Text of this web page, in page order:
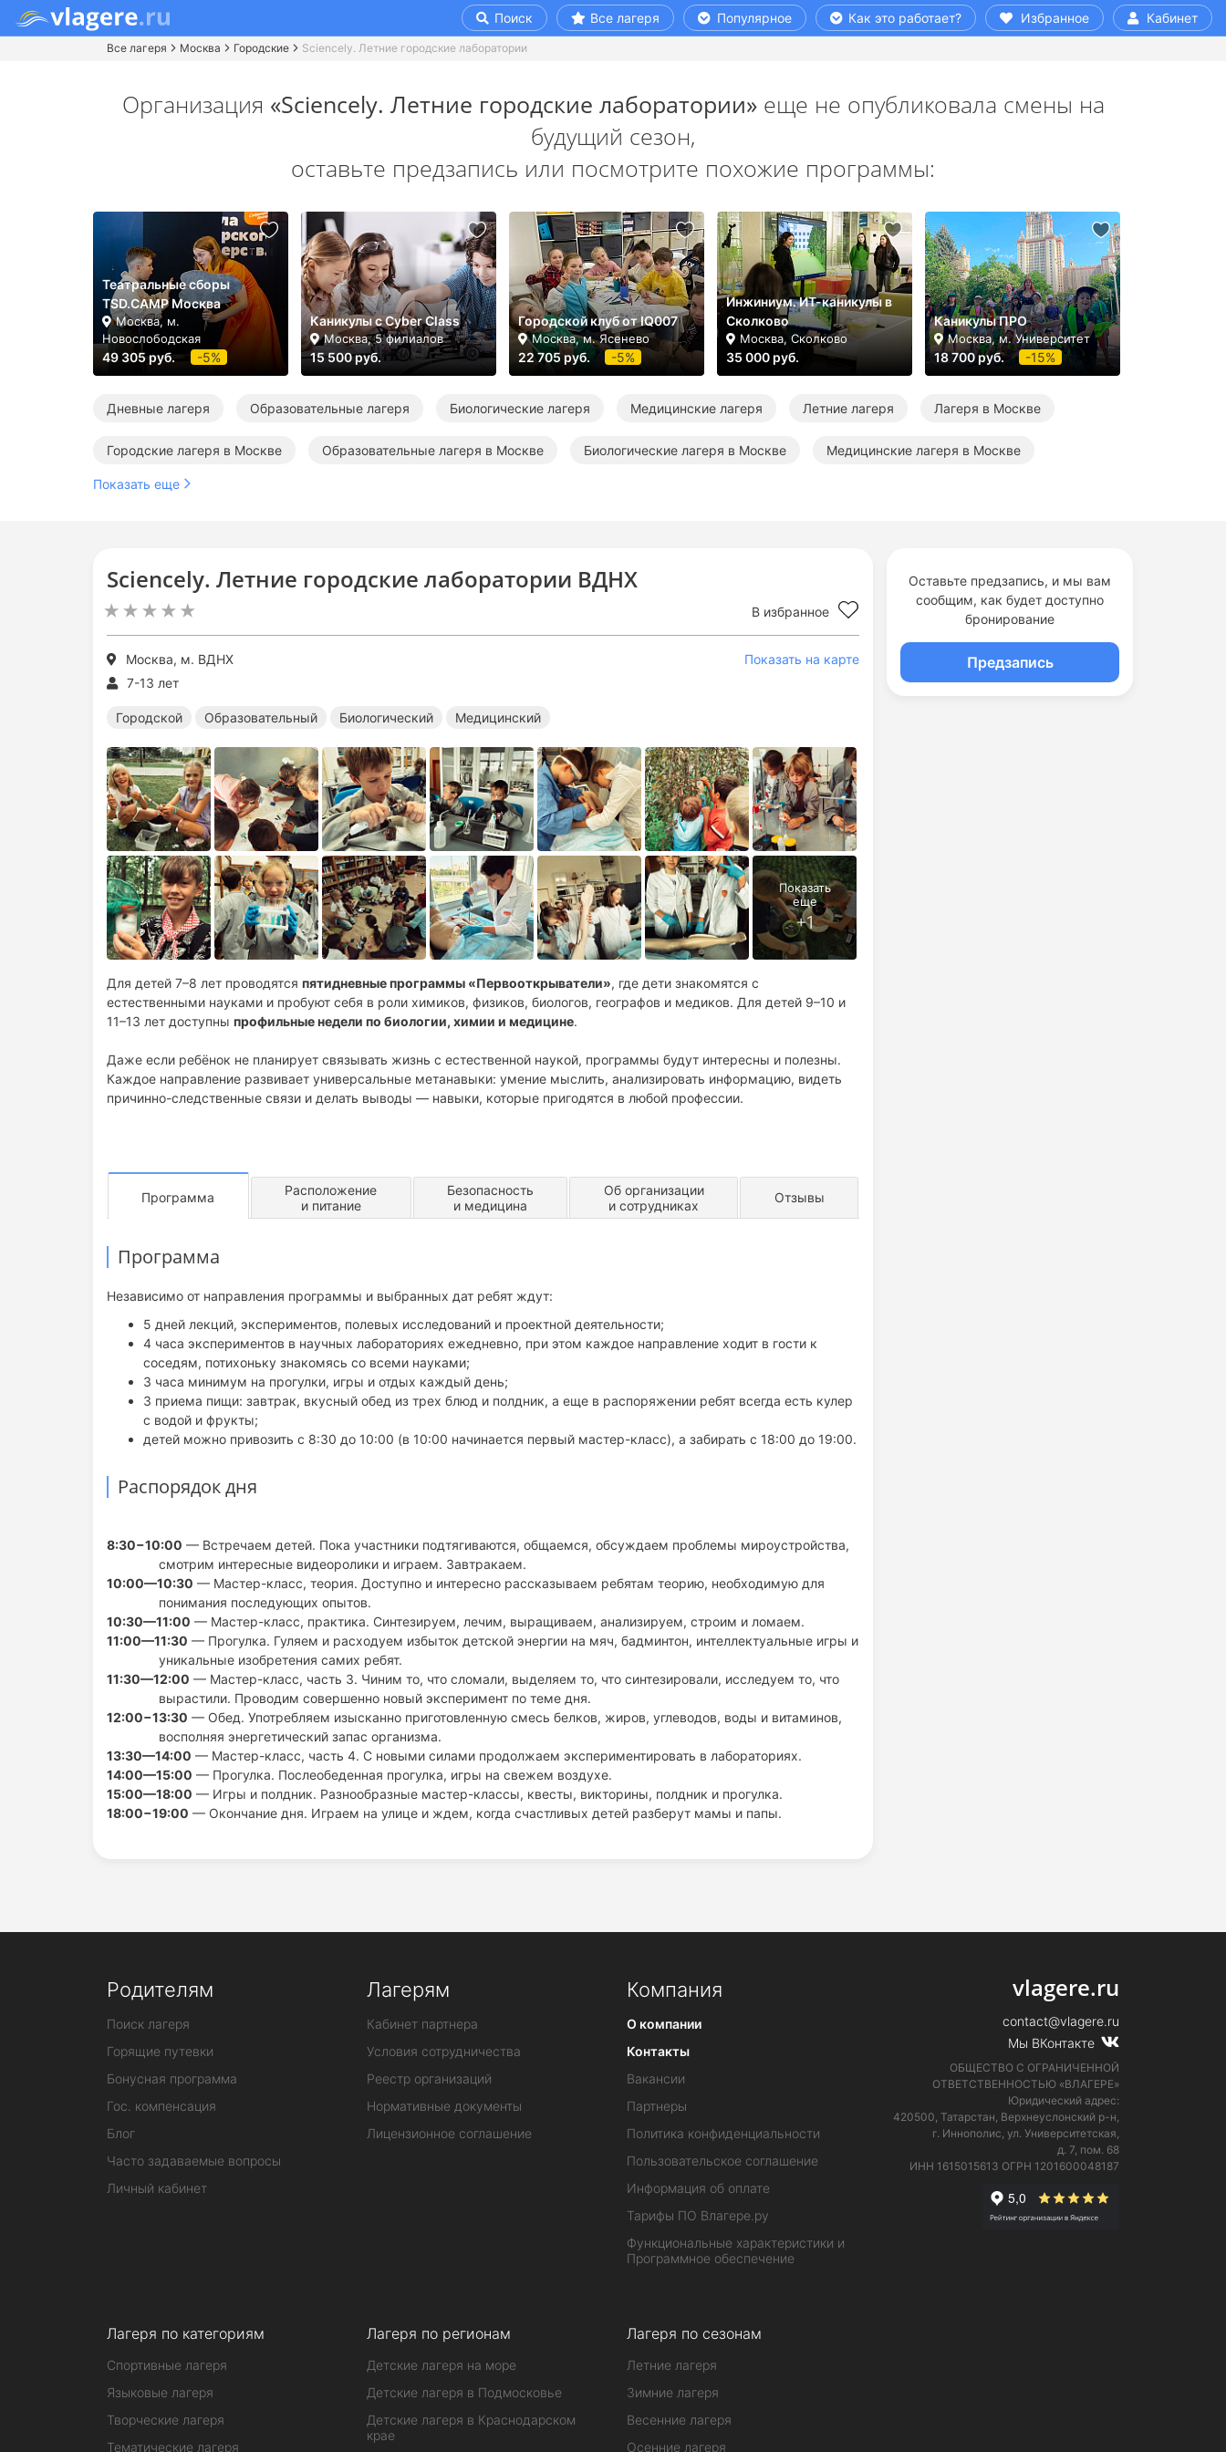
Поиск Все лагеря Популярное Как это работает? Избранное Кабинет
Все лагеря Москва Городские Sciencely. Летние городские лаборатории
Sciencely. Летние городские лаборатории ВДНХ
В избранное
Москва, м. ВДНХ
Показать на карте
7-13 лет
Городской Образовательный Биологический Медицинский
Для детей 7–8 лет проводятся пятидневные программы «Первооткрыватели», где дети знакомятся с
естественными науками и пробуют себя в роли химиков, физиков, биологов, географов и медиков. Для детей 9–10 и
11–13 лет доступны профильные недели по биологии, химии и медицине.
Даже если ребёнок не планирует связывать жизнь с естественной наукой, программы будут интересны и полезны.
Каждое направление развивает универсальные метанавыки: умение мыслить, анализировать информацию, видеть
причинно-следственные связи и делать выводы — навыки, которые пригодятся в любой профессии.
Программа
Расположение
и питание
Безопасность
и медицина
Об организации
и сотрудниках
Отзывы
Программа
Независимо от направления программы и выбранных дат ребят ждут:
5 дней лекций, экспериментов, полевых исследований и проектной деятельности;
4 часа экспериментов в научных лабораториях ежедневно, при этом каждое направление ходит в гости к
соседям, потихоньку знакомясь со всеми науками;
3 часа минимум на прогулки, игры и отдых каждый день;
3 приема пищи: завтрак, вкусный обед из трех блюд и полдник, а еще в распоряжении ребят всегда есть кулер
с водой и фрукты;
детей можно привозить с 8:30 до 10:00 (в 10:00 начинается первый мастер-класс), а забирать с 18:00 до 19:00.
Распорядок дня
8:30−10:00 — Встречаем детей. Пока участники подтягиваются, общаемся, обсуждаем проблемы мироустройства,
смотрим интересные видеоролики и играем. Завтракаем.
10:00—10:30 — Мастер-класс, теория. Доступно и интересно рассказываем ребятам теорию, необходимую для
понимания последующих опытов.
10:30—11:00 — Мастер-класс, практика. Синтезируем, лечим, выращиваем, анализируем, строим и ломаем.
11:00—11:30 — Прогулка. Гуляем и расходуем избыток детской энергии на мяч, бадминтон, интеллектуальные игры и
уникальные изобретения самих ребят.
11:30—12:00 — Мастер-класс, часть 3. Чиним то, что сломали, выделяем то, что синтезировали, исследуем то, что
вырастили. Проводим совершенно новый эксперимент по теме дня.
12:00−13:30 — Обед. Употребляем изысканно приготовленную смесь белков, жиров, углеводов, воды и витаминов,
восполняя энергетический запас организма.
13:30—14:00 — Мастер-класс, часть 4. С новыми силами продолжаем экспериментировать в лабораториях.
14:00—15:00 — Прогулка. Послеобеденная прогулка, игры на свежем воздухе.
15:00—18:00 — Игры и полдник. Разнообразные мастер-классы, квесты, викторины, полдник и прогулка.
18:00−19:00 — Окончание дня. Играем на улице и ждем, когда счастливых детей разберут мамы и папы.
Оставьте предзапись, и мы вам
сообщим, как будет доступно
бронирование
Предзапись
Организация «Sciencely. Летние городские лаборатории»еще не опубликовала смены на
будущий сезон,
оставьте предзапись или посмотрите похожие программы:
Театральные сборы
TSD.CAMP Москва
Москва, м.
Новослободская
49 305 руб. -5%
Каникулы с Cyber Class
Москва, 5 филиалов
15 500 руб.
Городской клуб от IQ007
Москва, м. Ясенево
22 705 руб. -5%
Инжиниум. ИТ-каникулы в
Сколково
Москва, Сколково
35 000 руб.
Каникулы ПРО
Москва, м. Университет
18 700 руб. -15%
Дневные лагеря Образовательные лагеря Биологические лагеря Медицинские лагеря Летние лагеря Лагеря в Москве
Городские лагеря в Москве Образовательные лагеря в Москве Биологические лагеря в Москве Медицинские лагеря в Москве
Летние лагеря в Москве
Показать еще
Родителям
Поиск лагеря
Горящие путевки
Бонусная программа
Гос. компенсация
Блог
Часто задаваемые вопросы
Личный кабинет
Лагерям
Кабинет партнера
Условия сотрудничества
Реестр организаций
Нормативные документы
Лицензионное соглашение
Компания
О компании
Контакты
Вакансии
Партнеры
Политика конфиденциальности
Пользовательское соглашение
Информация об оплате
Тарифы ПО Влагере.ру
Функциональные характеристики и
Программное обеспечение
Лагеря по категориям
Спортивные лагеря
Языковые лагеря
Творческие лагеря
Тематические лагеря
Лагеря по регионам
Детские лагеря на море
Детские лагеря в Подмосковье
Детские лагеря в Краснодарском
крае
Лагеря по сезонам
Летние лагеря
Зимние лагеря
Весенние лагеря
Осенние лагеря
vlagere.ru
contact@vlagere.ru
Мы ВКонтакте
ОБЩЕСТВО С ОГРАНИЧЕННОЙ
ОТВЕТСТВЕННОСТЬЮ «ВЛАГЕРЕ»
Юридический адрес:
420500, Татарстан, Верхнеуслонский р-н,
г. Иннополис, ул. Университетская,
д. 7, пом. 68
ИНН 1615015613 ОГРН 1201600048187